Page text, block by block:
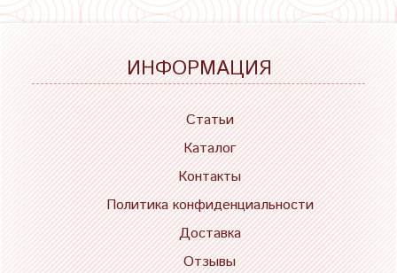
ИНФОРМАЦИЯ
Статьи
Каталог
Контакты
Политика конфиденциальности
Доставка
Отзывы